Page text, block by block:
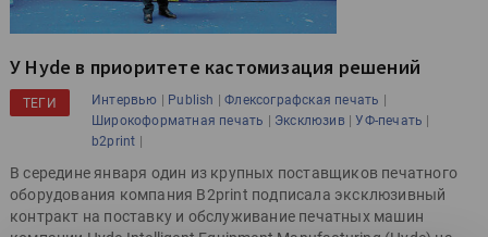
У Hyde в приоритете кастомизация решений
ТЕГИ Интервью | Publish |Флексографская печать |
Широкоформатная печать | Эксклюзив |УФ-печать |
b2print |
В середине января один из крупных поставщиков печатного
оборудования компания B2print подписала эксклюзивный
контракт на поставку и обслуживание печатных машин